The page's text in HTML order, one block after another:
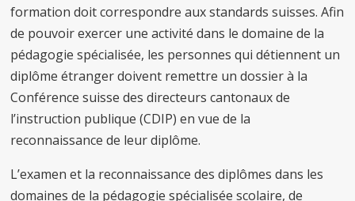
formation doit correspondre aux standards suisses. Afin
de pouvoir exercer une activité dans le domaine de la
pédagogie spécialisée, les personnes qui détiennent un
diplôme étranger doivent remettre un dossier à la
Conférence suisse des directeurs cantonaux de
l’instruction publique (CDIP) en vue de la
reconnaissance de leur diplôme.
L’examen et la reconnaissance des diplômes dans les
domaines de la pédagogie spécialisée scolaire, de